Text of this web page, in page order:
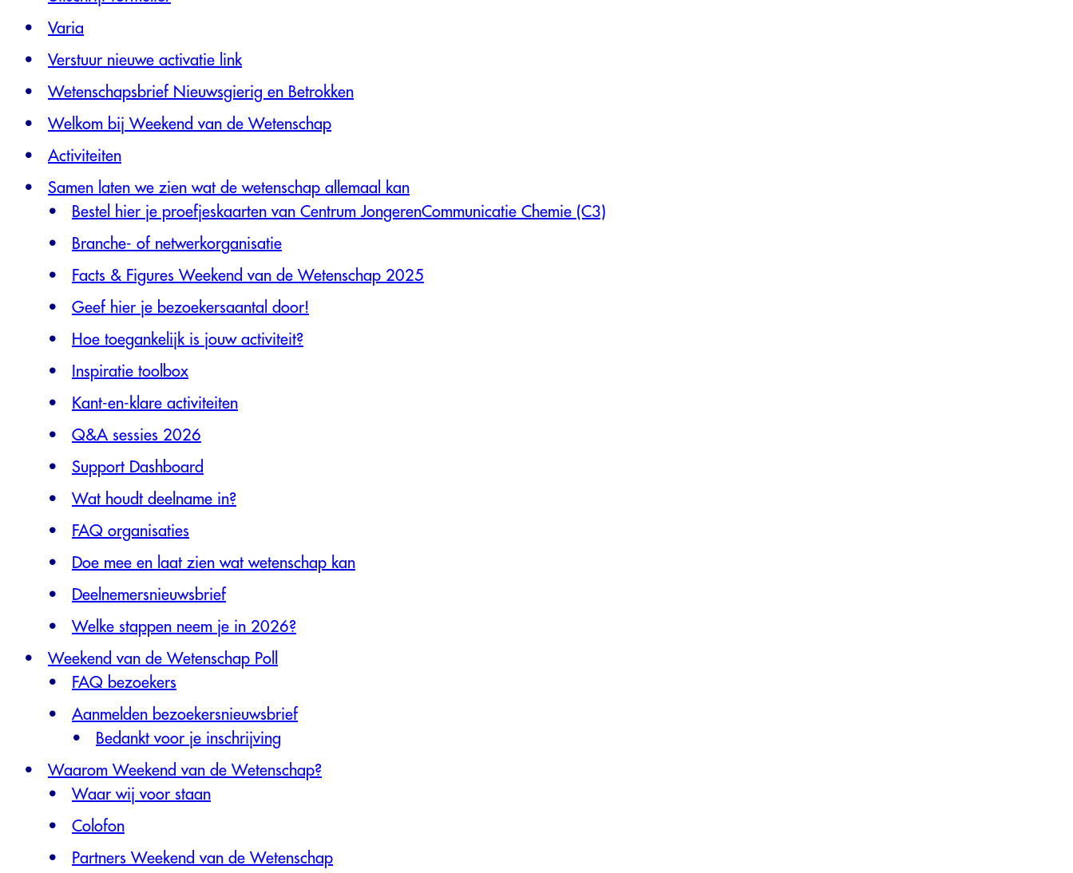
Varia
Verstuur nieuwe activatie link
Wetenschapsbrief Nieuwsgierig en Betrokken
Welkom bij Weekend van de Wetenschap
Activiteiten
Samen laten we zien wat de wetenschap allemaal kan
Bestel hier je proefjeskaarten van Centrum JongerenCommunicatie Chemie (C3)
Branche- of netwerkorganisatie
Facts & Figures Weekend van de Wetenschap 2025
Geef hier je bezoekersaantal door!
Hoe toegankelijk is jouw activiteit?
Inspiratie toolbox
Kant-en-klare activiteiten
Q&A sessies 2026
Support Dashboard
Wat houdt deelname in?
FAQ organisaties
Doe mee en laat zien wat wetenschap kan
Deelnemersnieuwsbrief
Welke stappen neem je in 2026?
Weekend van de Wetenschap Poll
FAQ bezoekers
Aanmelden bezoekersnieuwsbrief
Bedankt voor je inschrijving
Waarom Weekend van de Wetenschap?
Waar wij voor staan
Colofon
Partners Weekend van de Wetenschap